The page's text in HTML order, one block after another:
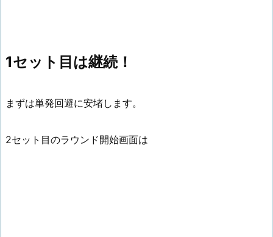
1セット目は継続！
まずは単発回避に安堵します。
2セット目のラウンド開始画面は